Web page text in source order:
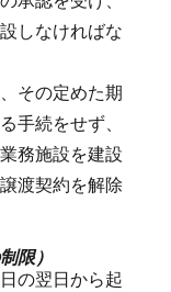
しなければな
その定めた期
手続をせず、
務施設を建設
渡契約を解除
限）
の翌日から起